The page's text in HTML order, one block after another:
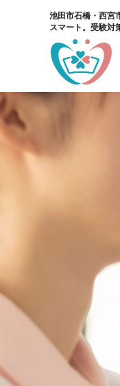
池田市石橋・西宮
スマート。受験対